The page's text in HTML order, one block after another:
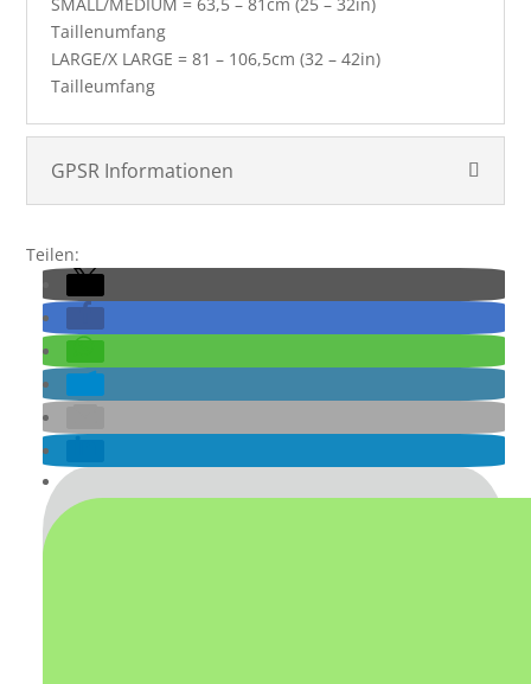
Taillenumfang
LARGE/X LARGE = 81 – 106,5cm (32 – 42in)
Tailleumfang
GPSR Informationen
Teilen: